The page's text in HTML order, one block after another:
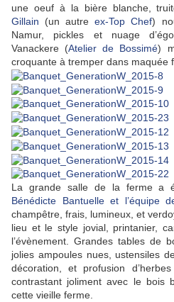
une oeuf à la bière blanche,
Gillain (un autreex-Top Chef)
Namur, pickles et nuage
Vanackere (Atelier de Bossimé)
croquante à tremper dans maquée
La grande salle de la ferme a
Bénédicte Bantuelle et l’équipe
champêtre, frais, lumineux, et
lieu et le style jovial, printanier,
l’évènement. Grandes tables de
jolies ampoules nues, ustensiles
décoration, et profusion
contrastant joliment avec le bois
cette vieille ferme.